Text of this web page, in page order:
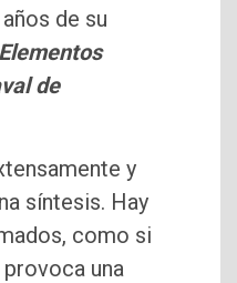
de su
Elementos
de
y
síntesis. Hay
como si
una